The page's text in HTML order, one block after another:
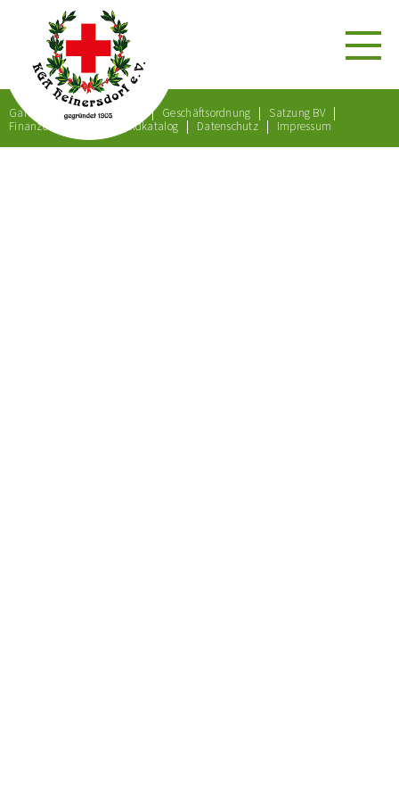
Gartenordnung Satzung Geschäftsordnung
Satzung BV
Finanzordnung
Bußgeldkatalog Datenschutz Impressum